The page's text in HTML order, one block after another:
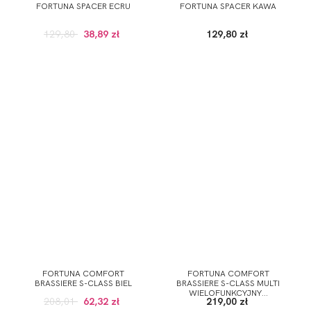
FORTUNA SPACER ECRU
129,80 38,89 zł
FORTUNA SPACER KAWA
129,80 zł
FORTUNA COMFORT
BRASSIERE S-CLASS BIEL
208,01 62,32 zł
FORTUNA COMFORT
BRASSIERE S-CLASS MULTI
WIELOFUNKCYJNY...
219,00 zł